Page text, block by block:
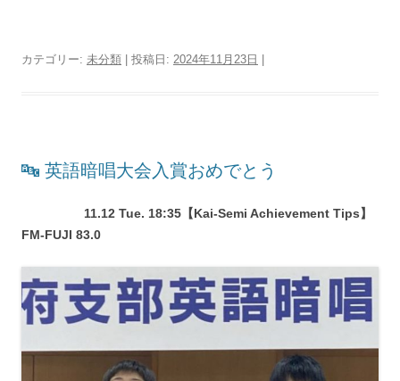
カテゴリー: 未分類 | 投稿日: 2024年11月23日
🔤 英語暗唱大会入賞おめでとう
11.12 Tue. 18:35【Kai-Semi Achievement Tips】
FM-FUJI 83.0